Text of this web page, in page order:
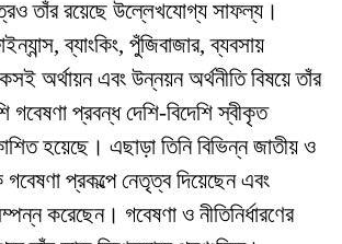
তাঁর রয়েছে উল্লেখযোগ্য সাফল্য।
ব্যাংকিং, পুঁজিবাজার, ব্যবসায়
অর্থায়ন এবং উন্নয়ন অর্থনীতি বিষয়ে তাঁর
গবেষণা প্রবন্ধ দেশি-বিদেশি স্বীকৃত
হয়েছে। এছাড়া তিনি বিভিন্ন জাতীয় ও
প্রকল্পে নেতৃত্ব দিয়েছেন এবং
করেছেন। গবেষণা ও নীতিনির্ধারণের